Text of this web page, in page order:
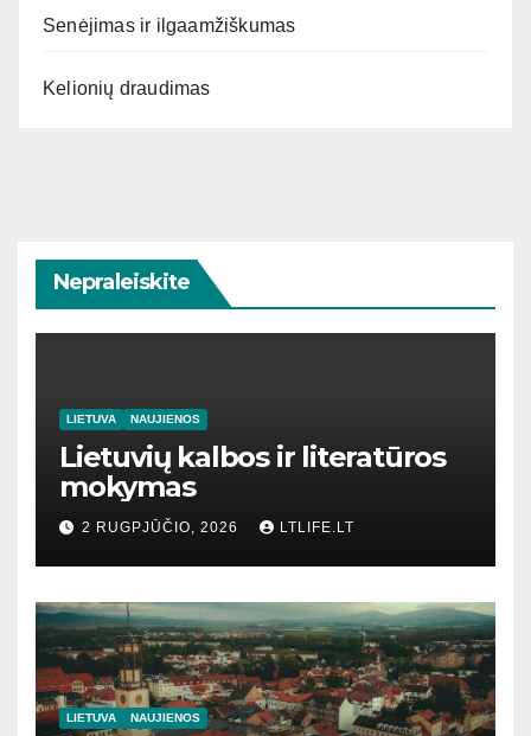
Senėjimas ir ilgaamžiškumas
Kelionių draudimas
Nepraleiskite
LIETUVA NAUJIENOS
Lietuvių kalbos ir literatūros
mokymas
2 RUGPJŪČIO, 2026 LTLIFE.LT
LIETUVA NAUJIENOS